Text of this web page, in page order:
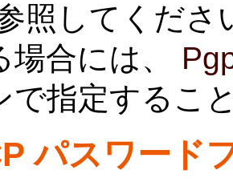
照してくださ
場合には、
で指定するこ
パスワード